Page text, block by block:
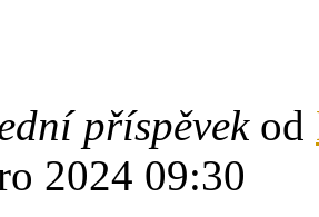
příspěvekod
2024 09:30